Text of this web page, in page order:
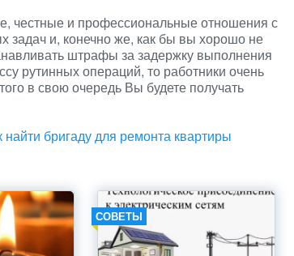
честные и профессиональные отношения с
задач и, конечно же, как бы вы хорошо не
штрафы за задержку выполнения
рутинных операций, то работники очень
в свою очередь Вы будете получать
найти бригаду для ремонта квартиры
СОВЕТЫ